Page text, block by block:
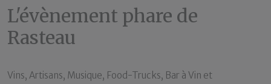
L'évènement phare de
Rasteau
Vins, Artisans, Musique, Food-Trucks, Bar à Vin et